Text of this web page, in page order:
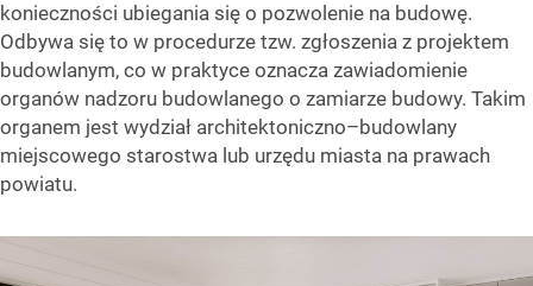
konieczności ubiegania się o pozwolenie na budowę.
Odbywa się to w procedurze tzw. zgłoszenia z projektem
budowlanym, co w praktyce oznacza zawiadomienie
organów nadzoru budowlanego o zamiarze budowy. Takim
organem jest wydział architektoniczno–budowlany
miejscowego starostwa lub urzędu miasta na prawach
powiatu.